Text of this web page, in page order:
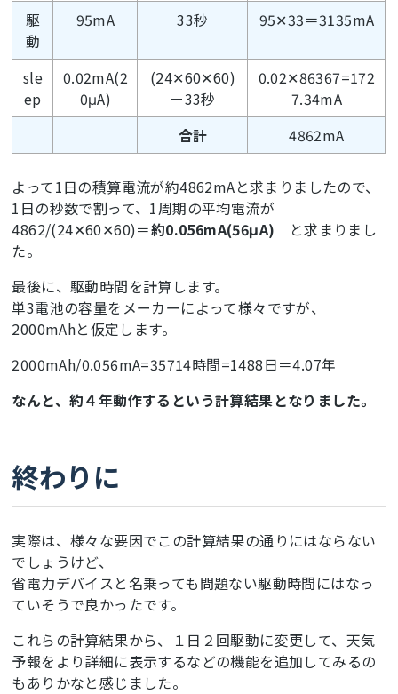
駆
動
95mA 33秒 95✕33＝3135mA
sle
ep
0.02mA(2
0μA)
(24✕60✕60)
ー33秒
0.02✕86367=172
7.34mA
合計
4862mA
よって1日の積算電流が約4862mAと求まりましたので、
1日の秒数で割って、1周期の平均電流が
4862/(24✕60✕60)＝約0.056mA(56μA) と求まりまし
た。
最後に、駆動時間を計算します。
単3電池の容量をメーカーによって様々ですが、
2000mAhと仮定します。
2000mAh/0.056mA=35714時間=1488日＝4.07年
なんと、約４年動作するという計算結果となりました。
終わりに
実際は、様々な要因でこの計算結果の通りにはならない
でしょうけど、
省電力デバイスと名乗っても問題ない駆動時間にはなっ
ていそうで良かったです。
これらの計算結果から、１日２回駆動に変更して、天気
予報をより詳細に表示するなどの機能を追加してみるの
もありかなと感じました。